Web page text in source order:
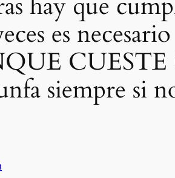
es
siempre si